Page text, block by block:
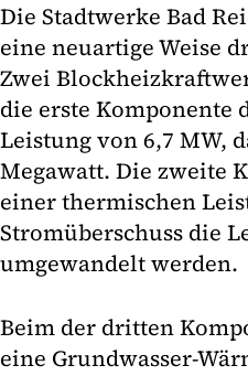
Die Stadtwerke Bad
eine neuartige Weise
Zwei
die erste Komponente
Leistung von 6,7 MW,
Megawatt. Die zweite
einer thermischen
Stromüberschuss die
umgewandelt werden.
Beim der dritten
eine Grundwasser-